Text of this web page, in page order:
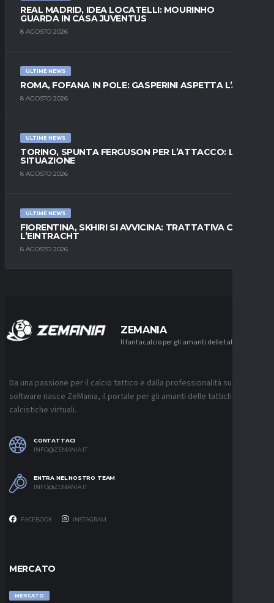
REAL MADRID, IDEA LOCATELLI: MOURINHO
GUARDA IN CASA JUVENTUS
8 AGOSTO 2026
ULTIME NEWS
ROMA, FOFANA IN POLE: GASPERINI ASPETTA L’ALA
8 AGOSTO 2026
ULTIME NEWS
TORINO, SPUNTA FERGUSON PER L’ATTACCO: LA
SITUAZIONE
8 AGOSTO 2026
ULTIME NEWS
FIORENTINA, SKHIRI SI AVVICINA: TRATTATIVA CON
L’EINTRACHT
8 AGOSTO 2026
ZEMANIA
Il fantacalcio per gli amanti delle tattiche
Da una passione per il calcio tattico e dalla professionalità sui
software nasce ZeMania, il portale per gli amanti delle tattiche
calcistiche virtuali.
CONTATTACI
INFO@ZEMANIA.IT
ENTRA NEL NOSTRO TEAM
INFO@ZEMANIA.IT
FACEBOOK INSTAGRAM
MERCATO
MERCATO